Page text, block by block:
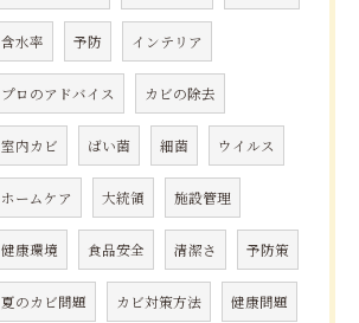
含水率 予防 インテリア
プロのアドバイス カビの除去
室内カビ ばい菌 細菌 ウイルス
ホームケア 大統領 施設管理
健康環境 食品安全 清潔さ 予防策
夏のカビ問題 カビ対策方法 健康問題